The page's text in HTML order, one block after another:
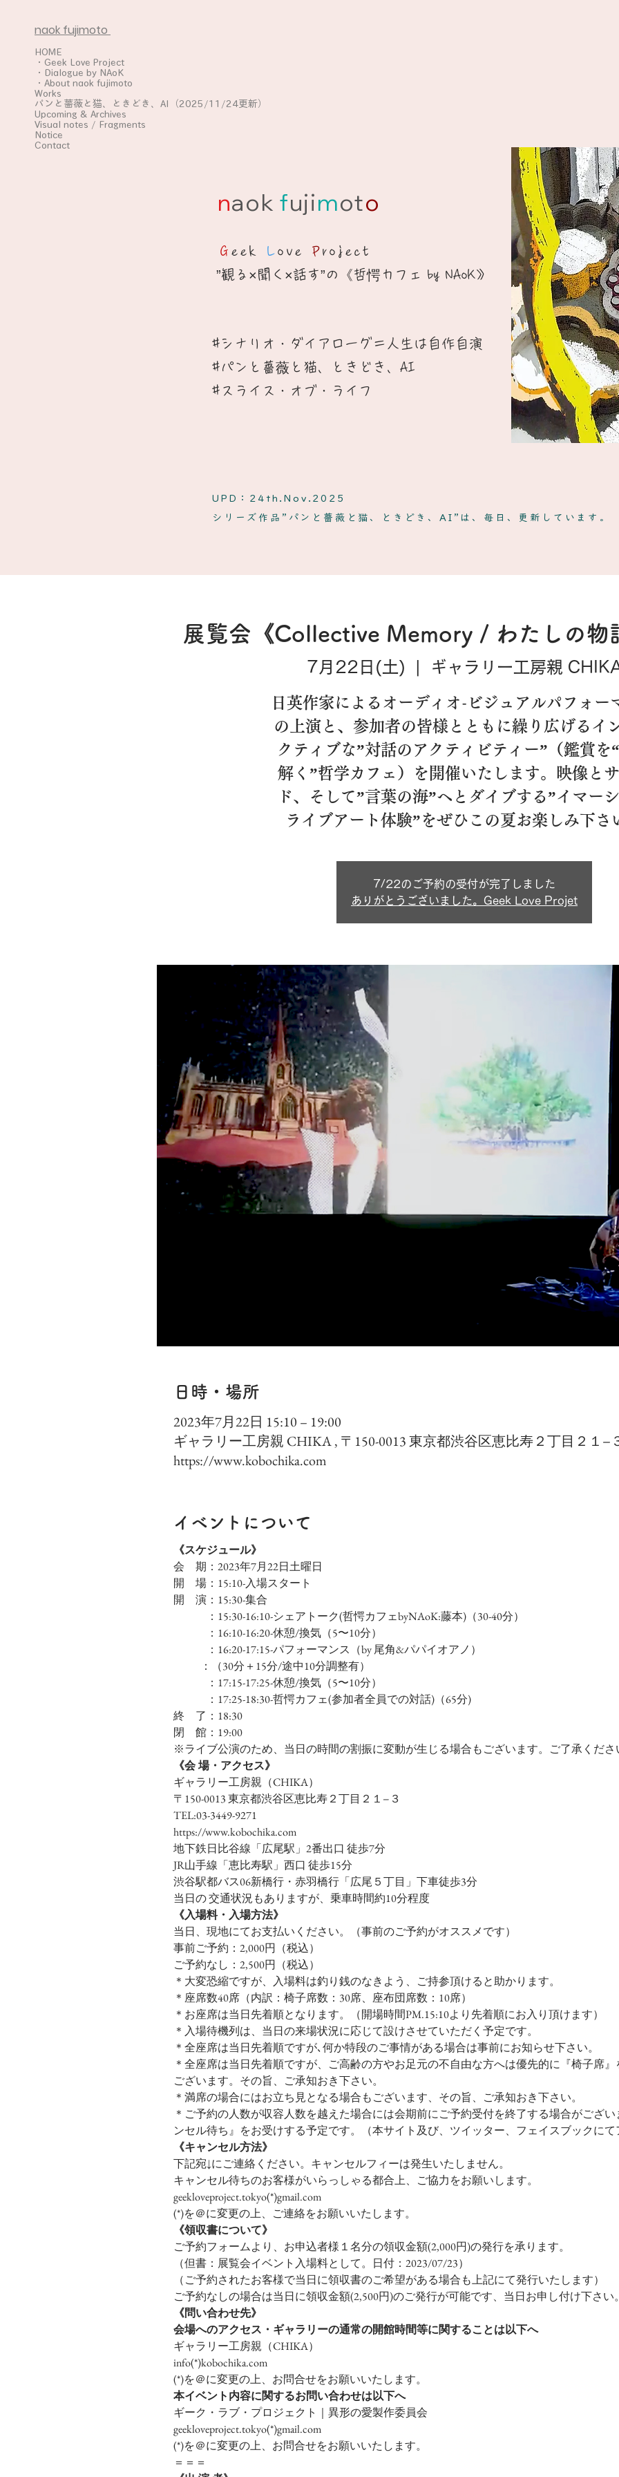
HOME
・Geek Love Project
・Dialogue by NAoK
・About naok fujimoto
Works
パンと薔薇と猫、ときどき、AI（2025/11/24更新）
Upcoming & Archives
Visual notes / Fragments
Notice
Contact
naok fujimoto
naok fujimoto
G eek L ove P roject
”観る×聞く×話す”の《哲愕カフェ by NAoK》
#シナリオ・ダイアローグ＝人生は自作自演​
​#パンと薔薇と猫、ときどき、AI
#スライス・オブ・ライフ
UPD：24th.Nov.2025
​シリーズ作品”パンと薔薇と猫、ときどき、AI”は、毎日、更新しています。
展覧会《Collective Memory / わたしの物
7月22日(土) ギャラリー工房親
日英作家によるオーディオ-ビジュアルパフォー
の上演と、参加者の皆様とともに繰り広げるイ
クティブな”対話のアクティビティー”（鑑賞を
解く”哲学カフェ）を開催いたします。映像と
ド、そして”言葉の海”へとダイブする”イマー
ライブアート体験”をぜひこの夏お楽しみ下さ
7/22のご予約の受付が完了しました
ありがとうございました。Geek Love Projet
日時・場所
2023年7月22日 15:10 – 19:00
ギャラリー工房親 CHIKA , 〒150-0013 東京都渋谷区恵比寿２丁目２１−
https://www.kobochika.com
イベントについて
《スケジュール》
会　期：2023年7月22日土曜日
開　場：15:10-入場スタート
開　演：15:30-集合
：15:30-16:10-シェアトーク(哲愕カフェbyNAoK:藤本)（30-40分）
：16:10-16:20-休憩/換気（5〜10分）
：16:20-17:15-パフォーマンス（by 尾角&パパイオアノ）
：（30分＋15分/途中10分調整有）
：17:15-17:25-休憩/換気（5〜10分）
：17:25-18:30-哲愕カフェ(参加者全員での対話)（65分)
終　了：18:30
閉　館：19:00
※ライブ公演のため、当日の時間の割振に変動が生じる場合もございます。ご了承くださ
《会 場・アクセス》
ギャラリー工房親（CHIKA）
〒150-0013 東京都渋谷区恵比寿２丁目２１−３
TEL:03-3449-9271
https://www.kobochika.com
地下鉄日比谷線「広尾駅」2番出口 徒歩7分
JR山手線「恵比寿駅」西口 徒歩15分
渋谷駅都バス06新橋行・赤羽橋行「広尾５丁目」下車徒歩3分
当日の 交通状況もありますが、乗車時間約10分程度
《入場料・入場方法》
当日、現地にてお支払いください。（事前のご予約がオススメです）
事前ご予約：2,000円（税込）
ご予約なし：2,500円（税込）
＊大変恐縮ですが、入場料は釣り銭のなきよう、ご持参頂けると助かります。
＊座席数40席（内訳：椅子席数：30席、座布団席数：10席）
＊お座席は当日先着順となります。（開場時間PM.15:10より先着順にお入り頂けます）
＊入場待機列は、当日の来場状況に応じて設けさせていただく予定です。
＊全座席は当日先着順ですが､何か特段のご事情がある場合は事前にお知らせ下さい。
＊全座席は当日先着順ですが、ご高齢の方やお足元の不自由な方へは優先的に『椅子席
ございます。その旨、ご承知おき下さい。
＊満席の場合にはお立ち見となる場合もございます、その旨、ご承知おき下さい。
＊ご予約の人数が収容人数を越えた場合には会期前にご予約受付を終了する場合がござ
ンセル待ち』をお受けする予定です。（本サイト及び、ツイッター、フェイスブックに
《キャンセル方法》
下記宛↓にご連絡ください。キャンセルフィーは発生いたしません。
キャンセル待ちのお客様がいらっしゃる都合上、ご協力をお願いします。
geekloveproject.tokyo(*)gmail.com
(*)を＠に変更の上、ご連絡をお願いいたします。
《領収書について》
ご予約フォームより、お申込者様１名分の領収金額(2,000円)の発行を承ります。
（但書：展覧会イベント入場料として。日付：2023/07/23）
（ご予約されたお客様で当日に領収書のご希望がある場合も上記にて発行いたします）
ご予約なしの場合は当日に領収金額(2,500円)のご発行が可能です、当日お申し付け下さい
《問い合わせ先》
会場へのアクセス・ギャラリーの通常の開館時間等に関することは以下へ
ギャラリー工房親（CHIKA）
info(*)kobochika.com
(*)を＠に変更の上、お問合せをお願いいたします。
本イベント内容に関するお問い合わせは以下へ
ギーク・ラブ・プロジェクト｜異形の愛製作委員会
geekloveproject.tokyo(*)gmail.com
(*)を＠に変更の上、お問合せをお願いいたします。
＝＝＝